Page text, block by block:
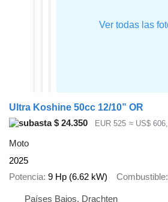
Ultra Koshine 50cc 12/10” OR
$ 24.350
EUR 525 ≈ US$
Moto
2025
Potencia 9 Hp (6.62 kW) Combustible
Países Bajos, Drachten